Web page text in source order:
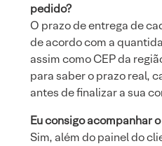
pedido?
O prazo de entrega de
de acordo com a
assim como CEP da
para saber o prazo real,
antes de finalizar a sua
Eu consigo acompanhar
Sim, além do painel do